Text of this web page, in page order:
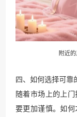
附近
四、如何选择可靠
随着市场上的上
要更加谨慎。如